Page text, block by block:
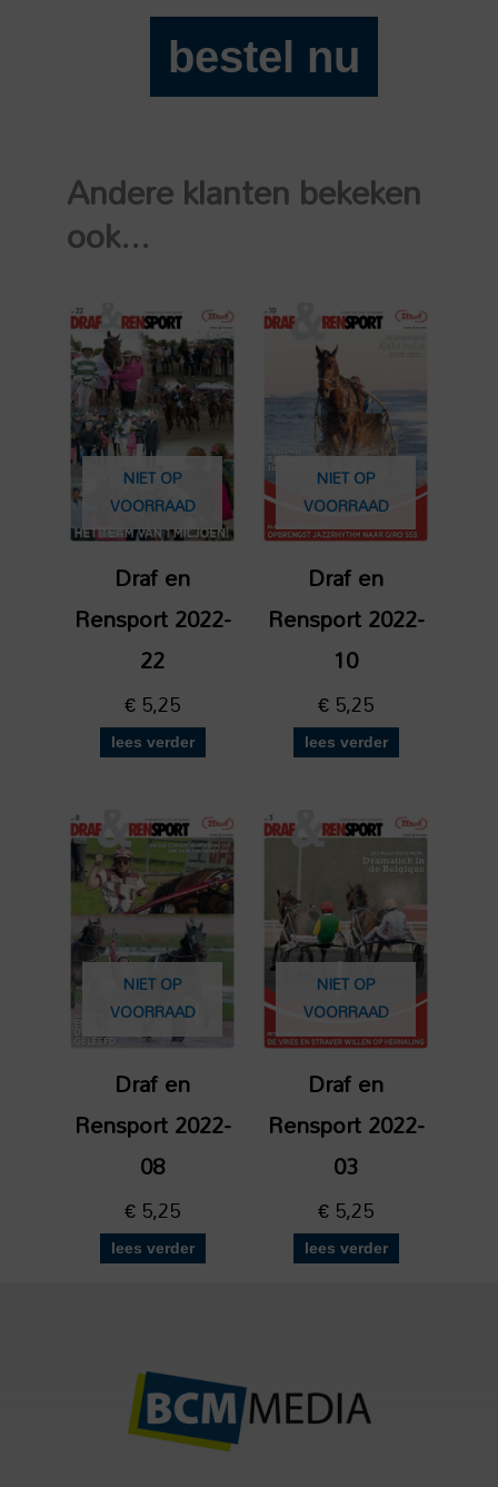
en
aantal
bestel nu
Andere klanten bekeken
ook...
NIET OP
VOORRAAD
Draf en
Rensport 2022-
22
€5,25
lees verder
NIET OP
VOORRAAD
Draf en
Rensport 2022-
10
€5,25
lees verder
NIET OP
VOORRAAD
Draf en
Rensport 2022-
08
€5,25
lees verder
NIET OP
VOORRAAD
Draf en
Rensport 2022-
03
€5,25
lees verder